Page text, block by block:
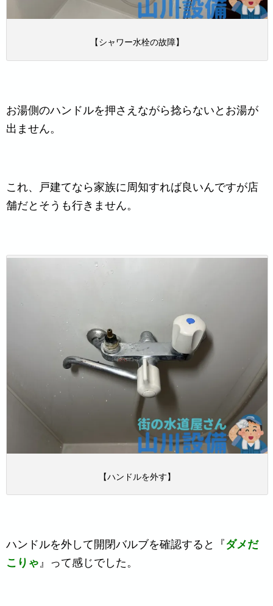
【シャワー水栓の故障】
お湯側のハンドルを押さえながら捻らないとお湯が
出ません。
これ、戸建てなら家族に周知すれば良いんですが店
舗だとそうも行きません。
【ハンドルを外す】
ハンドルを外して開閉バルブを確認すると『ダメだ
こりゃ』って感じでした。